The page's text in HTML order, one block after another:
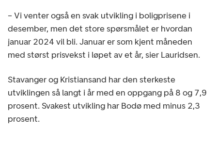
– Vi venter også en svak utvikling i boligprisene i
desember, men det store spørsmålet er hvordan
januar 2024 vil bli. Januar er som kjent måneden
med størst prisvekst i løpet av et år, sier Lauridsen.
Stavanger og Kristiansand har den sterkeste
utviklingen så langt i år med en oppgang på 8 og 7,9
prosent. Svakest utvikling har Bodø med minus 2,3
prosent.